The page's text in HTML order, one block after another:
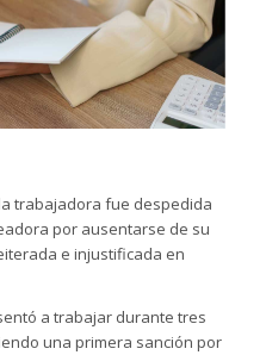
trabajadora fue despedida
por ausentarse de su
e injustificada en
a trabajar durante tres
una primera sanción por